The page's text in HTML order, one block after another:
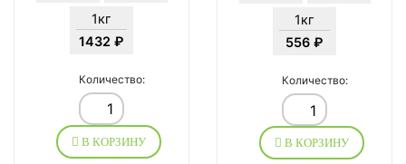
1кг
1432 ₽
Количество:
В КОРЗИНУ
1кг
556 ₽
Количество:
В КОРЗИНУ